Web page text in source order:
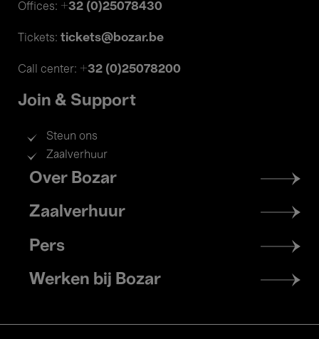
Offices: +32 (0)25078430
Tickets: tickets@bozar.be
Call center: +32 (0)25078200
Join & Support
Steun ons
Zaalverhuur
Footer
menu
Over Bozar
Zaalverhuur
Pers
Werken bij Bozar